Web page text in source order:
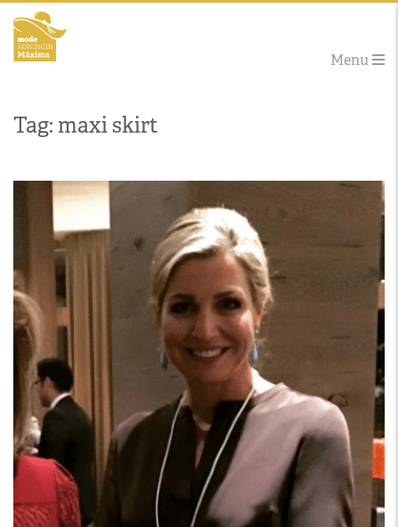
Menu
Tag: maxi skirt